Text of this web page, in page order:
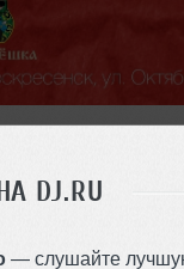
DJ.RU
— слушайте